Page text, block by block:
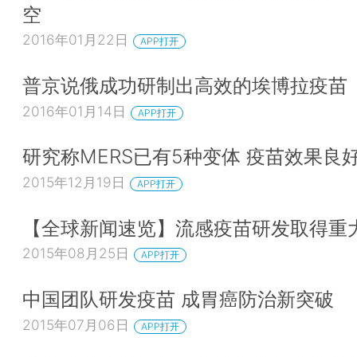
空
2016年01月22日 APP打开
普京说俄成功研制出高效的埃博拉疫苗
2016年01月14日 APP打开
研究称MERS已有5种变体 疫苗效果良
2015年12月19日 APP打开
【全球新闻速览】流感疫苗研发取得重
2015年08月25日 APP打开
中国团队研发疫苗 成胃癌防治新突破
2015年07月06日 APP打开